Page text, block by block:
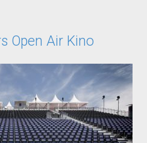
Open Air Kino